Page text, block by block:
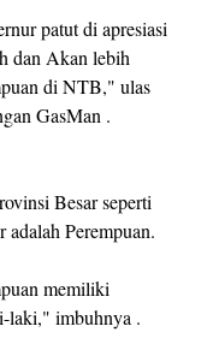
patut di apresiasi
dan Akan lebih
di NTB," ulas
GasMan .
Besar seperti
Perempuan.
memiliki
laki," imbuhnya .